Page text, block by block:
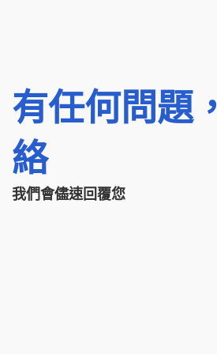
有任何問題
絡
我們會儘速回覆您